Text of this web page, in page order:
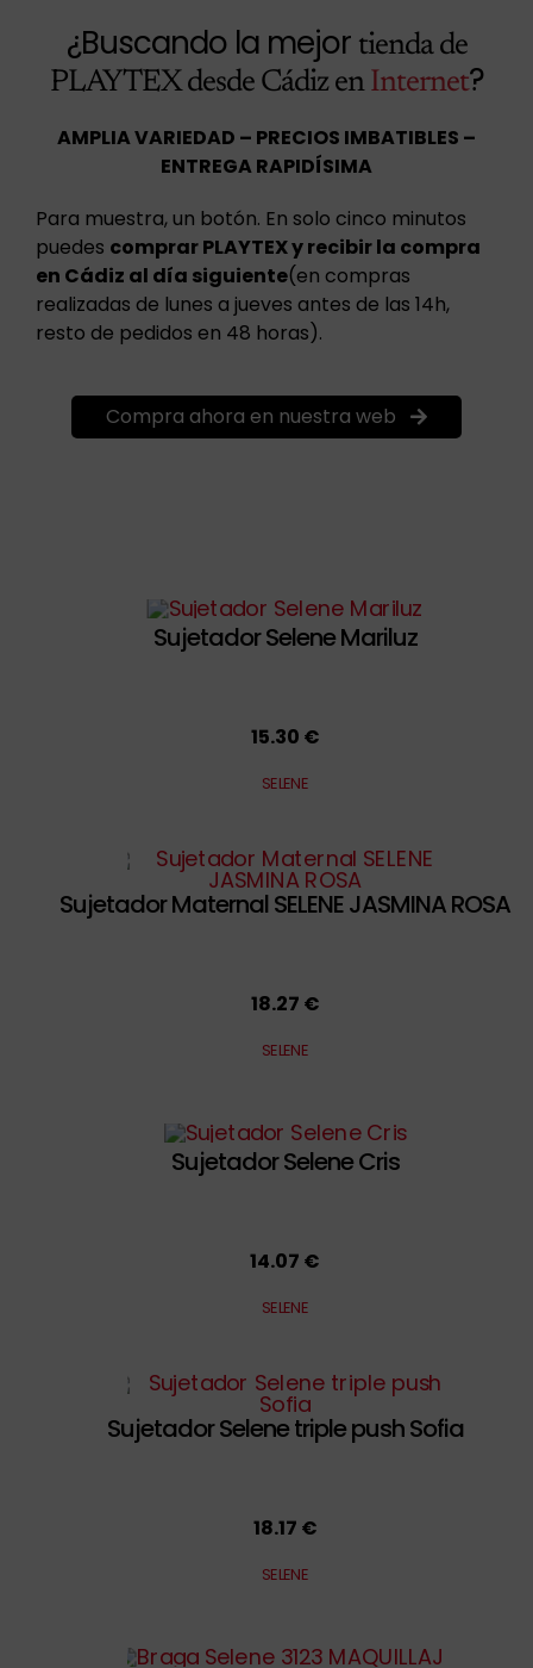
¿Buscando la mejor tienda de
PLAYTEX desde Cádiz enInternet?
AMPLIA VARIEDAD – PRECIOS IMBATIBLES –
ENTREGA RAPIDÍSIMA
Para muestra, un botón. En solo cinco minutos
puedes comprar PLAYTEX y recibir la compra
en Cádiz al día siguiente(en compras
realizadas de lunes a jueves antes de las 14h,
resto de pedidos en 48 horas).
Compra ahora en nuestra web
Sujetador Selene Mariluz
15.30 €
SELENE
Sujetador Maternal SELENE JASMINA ROSA
18.27 €
SELENE
Sujetador Selene Cris
14.07 €
SELENE
Sujetador Selene triple push Sofia
18.17 €
SELENE